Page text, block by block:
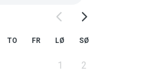
TO FR LØ SØ
1 2